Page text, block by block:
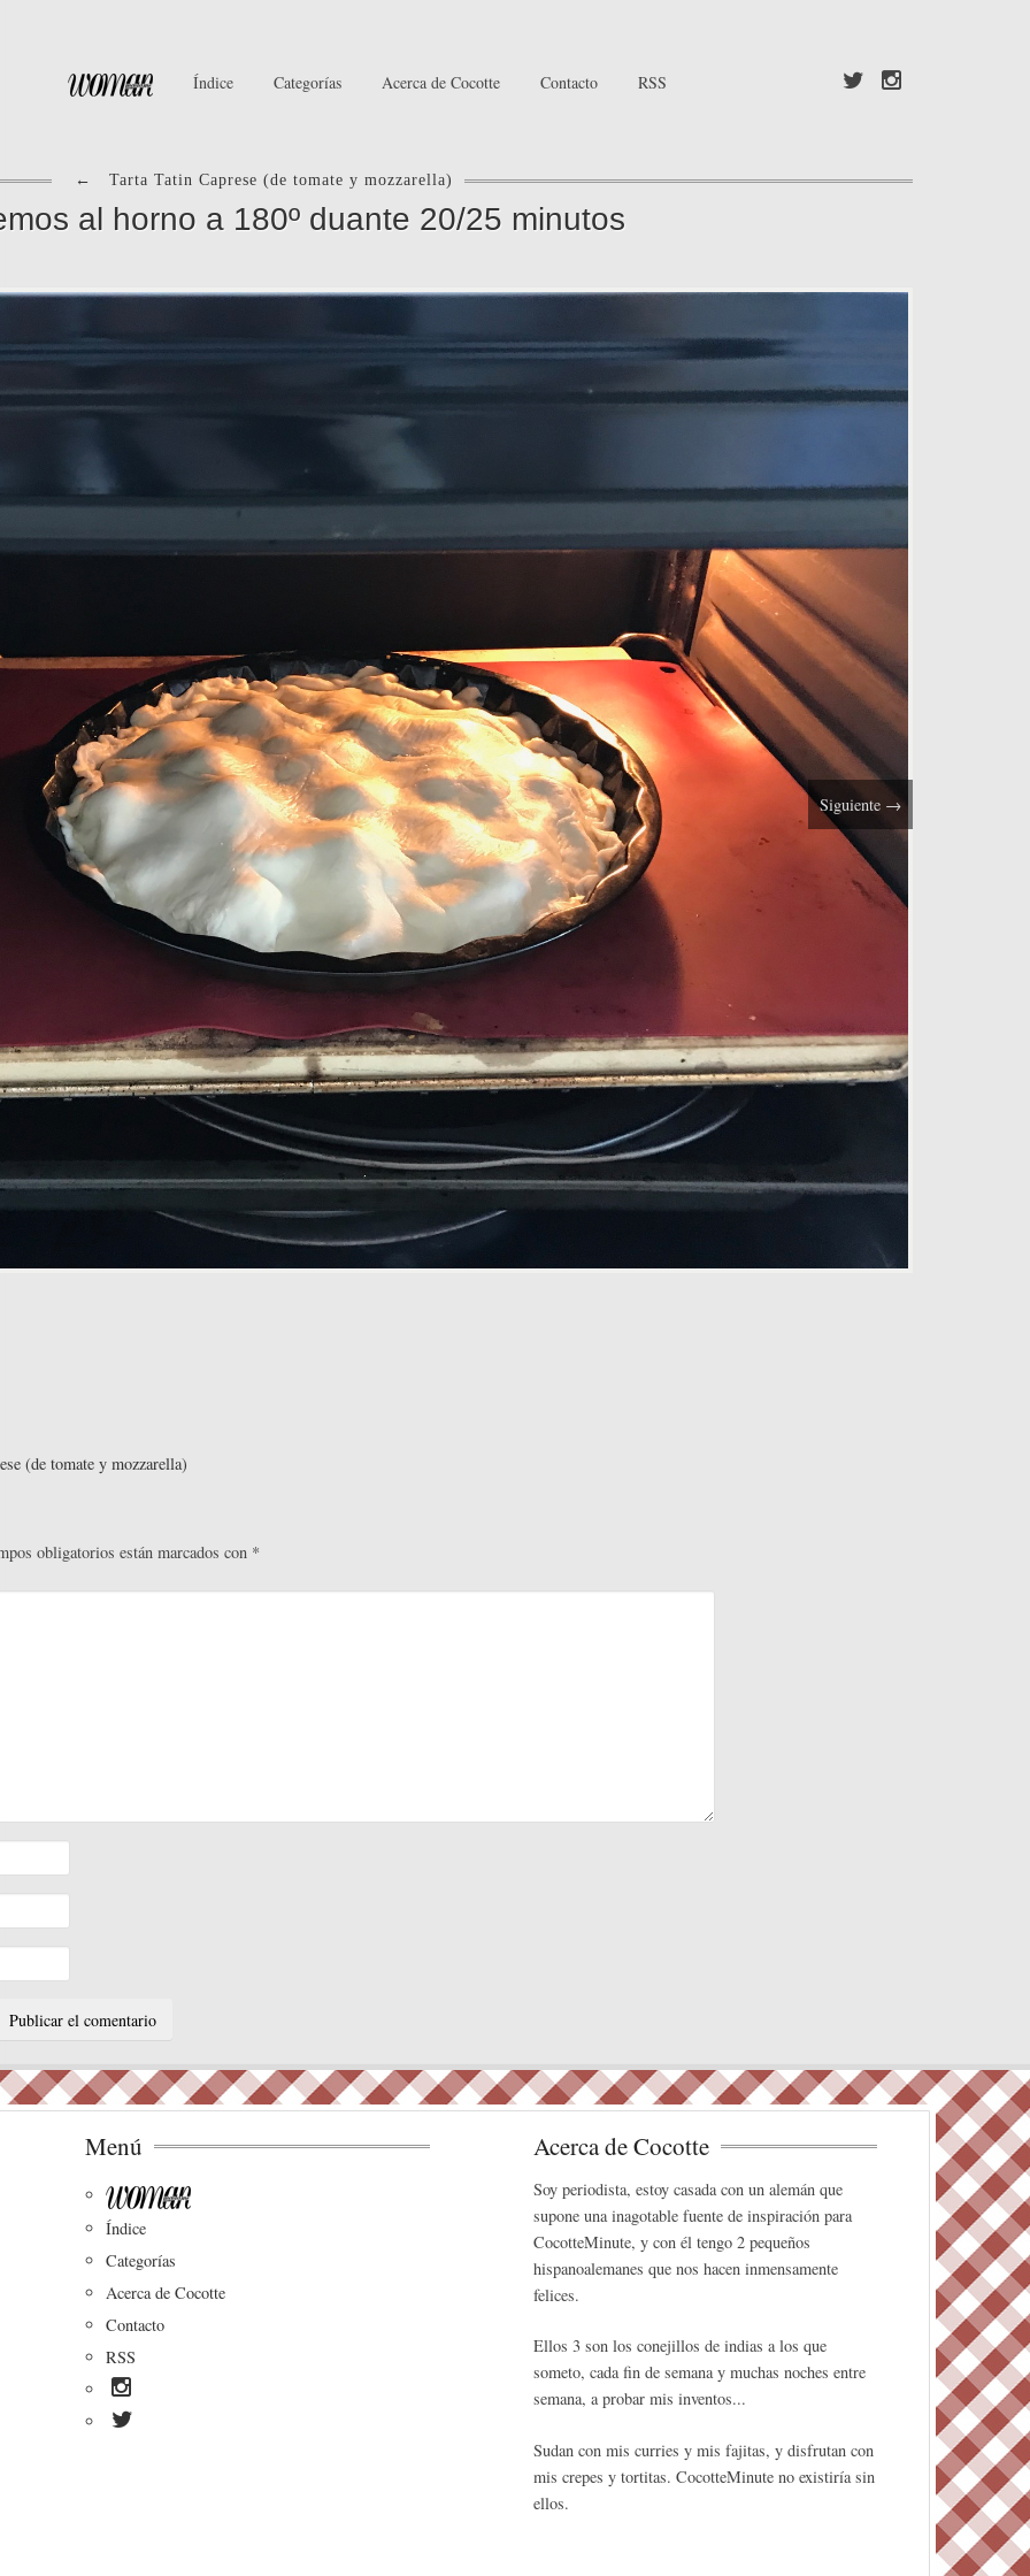
Índice Categorías Acerca de Cocotte Contacto RSS
← Tarta Tatin Caprese (de tomate y mozzarella)
al horno a 180º duante 20/25 minutos
Siguiente →
(de tomate y mozzarella)
obligatorios están marcados con *
Menú
Índice
Categorías
Acerca de Cocotte
Contacto
RSS
Acerca de Cocotte
Soy periodista, estoy casada con un alemán que
supone una inagotable fuente de inspiración para
CocotteMinute, y con él tengo 2 pequeños
hispanoalemanes que nos hacen inmensamente
felices.
Ellos 3 son los conejillos de indias a los que
someto, cada fin de semana y muchas noches entre
semana, a probar mis inventos...
Sudan con mis curries y mis fajitas, y disfrutan con
mis crepes y tortitas. CocotteMinute no existiría sin
ellos.